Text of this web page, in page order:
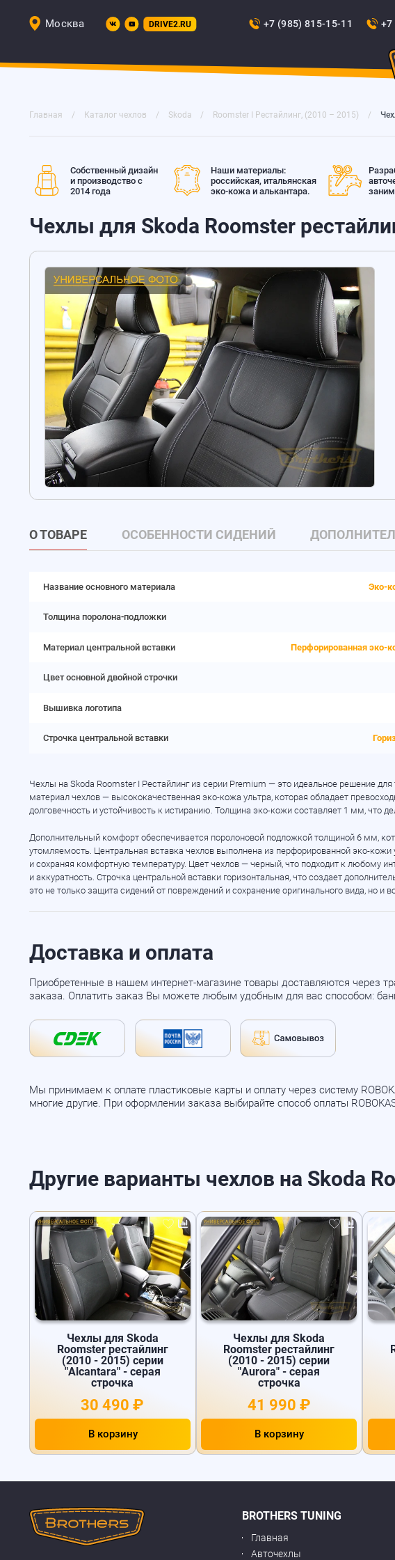
Москва DRIVE2.RU +7 (985) 815-15-11 +7
Главная Каталог чехлов Skoda Roomster I Рестайлинг, (2010 – 2015)
Собственный дизайн
и производство с
2014 года
Наши материалы:
российская, итальянская
эко-кожа и алькантара.
Чехлы для Skoda Roomster
О ТОВАРЕ ОСОБЕННОСТИ СИДЕНИЙ
Название основного материала Эко-
Толщина поролона-подложки
Материал центральной вставки Перфорированная эко-
Цвет основной двойной строчки
Вышивка логотипа
Строчка центральной вставки
Чехлы на Skoda Roomster I Рестайлинг из серии Premium — это идеальное решение
материал чехлов — высококачественнаяэко-кожа ультра, которая обладает
долговечность и устойчивость к истиранию. Толщинаэко-кожи составляет 1 мм, что
Дополнительный комфорт обеспечивается поролоновой подложкой толщиной 6 мм,
утомляемость. Центральная вставка чехлов выполнена из перфорированнойэко-кожи
и сохраняя комфортную температуру. Цвет чехлов — черный, что подходит к любому
и аккуратность. Строчка центральной вставки горизонтальная, что создает
это не только защита сидений от повреждений и сохранение оригинального вида, но
Доставка и оплата
Приобретенные в нашем интернет-магазине товары доставляются через
заказа. Оплатить заказ Вы можете любым удобным для вас способом:
Мы принимаем к оплате пластиковые карты и оплату через систему
многие другие. При оформлении заказа выбирайте способ оплаты
Другие варианты чехлов на Skoda
Чехлы для Skoda
Roomster рестайлинг
(2010 - 2015) серии
"Alcantara" - серая
строчка
30 490 ₽
В корзину
Чехлы для Skoda
Roomster рестайлинг
(2010 - 2015) серии
"Aurora" - серая
строчка
41 990 ₽
В корзину
BROTHERS TUNING
Главная
Авточехлы